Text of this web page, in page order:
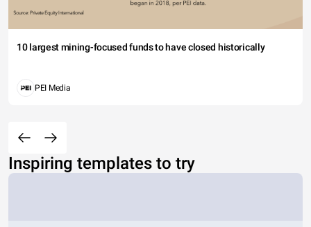
10 largest mining-focused funds to have closed historically
PEI Media
Inspiring templates to try